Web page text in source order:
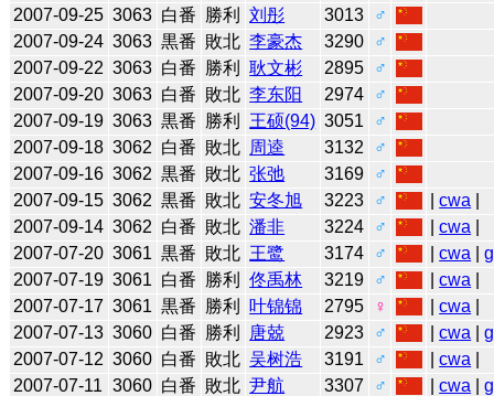
2007-09-25 3063 白番 勝利 刘彤 3013
♂
2007-09-24 3063 黒番 敗北 李豪杰 3290
♂
2007-09-22 3063 白番 勝利 耿文彬 2895
♂
2007-09-20 3063 白番 敗北 李东阳 2974
♂
2007-09-19 3063 黒番 勝利 王硕(94) 3051
♂
2007-09-18 3062 白番 敗北 周逵 3132
♂
2007-09-16 3062 黒番 敗北 张弛 3169
♂
2007-09-15 3062 黒番 敗北 安冬旭 3223 ♂ |cwa
2007-09-14 3062 白番 敗北 潘非 3224 ♂ |cwa
2007-07-20 3061 黒番 敗北 王鹭 3174 ♂ |cwa |
2007-07-19 3061 白番 勝利 佟禹林 3219 ♂ |cwa
2007-07-17 3061 黒番 勝利 叶锦锦 2795 ♀ |cwa
2007-07-13 3060 白番 勝利 唐兢 2923 ♂ |cwa |
2007-07-12 3060 白番 敗北 吴树浩 3191 ♂ |cwa
2007-07-11 3060 白番 敗北 尹航 3307 ♂ |cwa |